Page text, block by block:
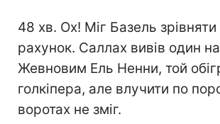
48 хв. Ох! Міг Базель зрівняти
рахунок. Саллах вивів один
Жевновим Ель Ненни, той
голкіпера, але влучити по
воротах не зміг.